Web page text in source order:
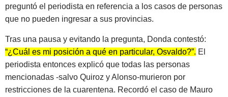
preguntó el periodista en referencia a los casos de personas
que no pueden ingresar a sus provincias.
Tras una pausa y evitando la pregunta, Donda contestó:
“¿Cuál es mi posición a qué en particular, Osvaldo?”. El
periodista entonces explicó que todas las personas
mencionadas -salvo Quiroz y Alonso-murieron por
restricciones de la cuarentena. Recordó el caso de Mauro